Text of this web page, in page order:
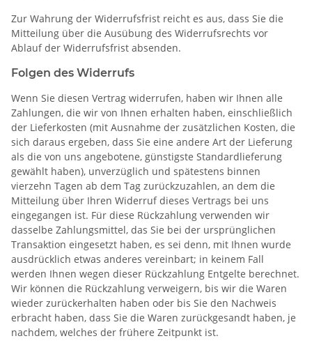
Zur Wahrung der Widerrufsfrist reicht es aus, dass Sie die
Mitteilung über die Ausübung des Widerrufsrechts vor
Ablauf der Widerrufsfrist absenden.
Folgen des Widerrufs
Wenn Sie diesen Vertrag widerrufen, haben wir Ihnen alle
Zahlungen, die wir von Ihnen erhalten haben, einschließlich
der Lieferkosten (mit Ausnahme der zusätzlichen Kosten, die
sich daraus ergeben, dass Sie eine andere Art der Lieferung
als die von uns angebotene, günstigste Standardlieferung
gewählt haben), unverzüglich und spätestens binnen
vierzehn Tagen ab dem Tag zurückzuzahlen, an dem die
Mitteilung über Ihren Widerruf dieses Vertrags bei uns
eingegangen ist. Für diese Rückzahlung verwenden wir
dasselbe Zahlungsmittel, das Sie bei der ursprünglichen
Transaktion eingesetzt haben, es sei denn, mit Ihnen wurde
ausdrücklich etwas anderes vereinbart; in keinem Fall
werden Ihnen wegen dieser Rückzahlung Entgelte berechnet.
Wir können die Rückzahlung verweigern, bis wir die Waren
wieder zurückerhalten haben oder bis Sie den Nachweis
erbracht haben, dass Sie die Waren zurückgesandt haben, je
nachdem, welches der frühere Zeitpunkt ist.